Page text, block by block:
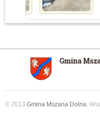
© 2013 Gmina Mszana Dolna,